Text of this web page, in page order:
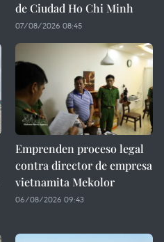
de Ciudad Ho Chi Minh
07/08/2026 08:45
Emprenden proceso legal
contra director de empresa
vietnamita Mekolor
06/08/2026 09:43